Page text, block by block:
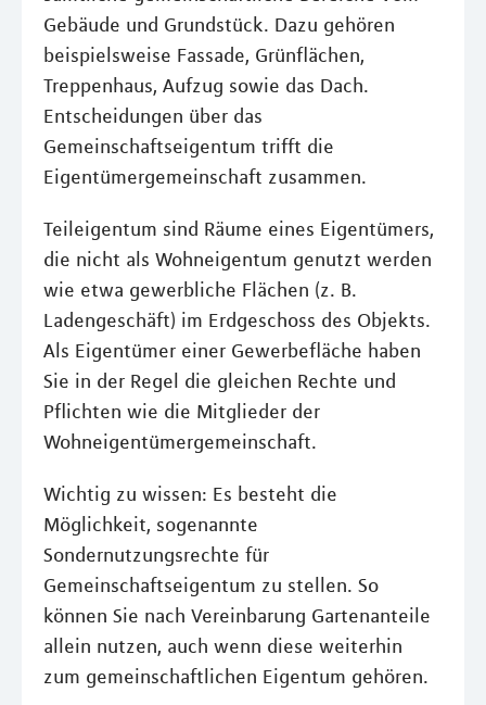
Gebäude und Grundstück. Dazu gehören
beispielsweise Fassade, Grünflächen,
Treppenhaus, Aufzug sowie das Dach.
Entscheidungen über das
Gemeinschaftseigentum trifft die
Eigentümergemeinschaft zusammen.
Teileigentum sind Räume eines Eigentümers,
die nicht als Wohneigentum genutzt werden
wie etwa gewerbliche Flächen (z. B.
Ladengeschäft) im Erdgeschoss des Objekts.
Als Eigentümer einer Gewerbefläche haben
Sie in der Regel die gleichen Rechte und
Pflichten wie die Mitglieder der
Wohneigentümergemeinschaft.
Wichtig zu wissen: Es besteht die
Möglichkeit, sogenannte
Sondernutzungsrechte für
Gemeinschaftseigentum zu stellen. So
können Sie nach Vereinbarung Gartenanteile
allein nutzen, auch wenn diese weiterhin
zum gemeinschaftlichen Eigentum gehören.